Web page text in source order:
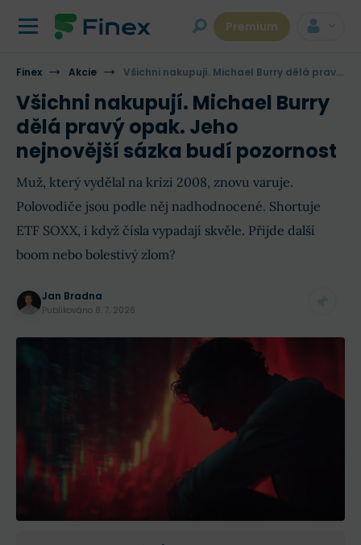
Premium
Finex Akcie Všichni nakupují. Michael Burry dělá pravý opak. Jeho nejnovější sázka budí pozornost
Všichni nakupují. Michael Burry
dělá pravý opak. Jeho
nejnovější sázka budí pozornost
Muž, který vydělal na krizi 2008, znovu varuje.
Polovodiče jsou podle něj nadhodnocené. Shortuje
ETF SOXX, i když čísla vypadají skvěle. Přijde další
boom nebo bolestivý zlom?
Jan Bradna
Publikováno 8. 7. 2026